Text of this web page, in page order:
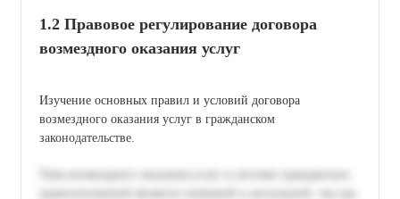
1.2 Правовое регулирование договора
возмездного оказания услуг
Изучение основных правил и условий договора
возмездного оказания услуг в гражданском
законодательстве.